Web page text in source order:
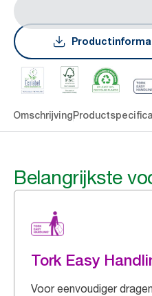
Omschrijving
Belangrijkste
Tork Easy
Voor eenvoudiger